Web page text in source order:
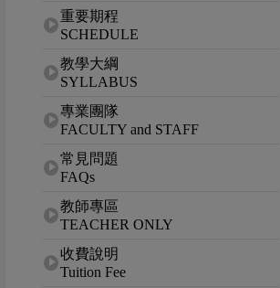
重要期程
SCHEDULE
教學大綱
SYLLABUS
專業團隊
FACULTY and STAFF
常見問題
FAQs
教師專區
TEACHER ONLY
收費說明
Tuition Fee